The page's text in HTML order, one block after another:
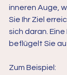
inneren Auge,
Sie Ihr Ziel
sich daran.
beflügelt Sie
Zum Beispiel: